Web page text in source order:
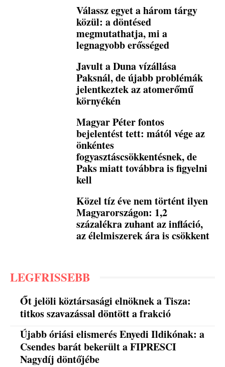
Válassz egyet a három tárgy
közül: a döntésed
megmutathatja, mi a
legnagyobb erősséged
Javult a Duna vízállása
Paksnál, de újabb problémák
jelentkeztek az atomerőmű
környékén
Magyar Péter fontos
bejelentést tett: mától vége az
önkéntes
fogyasztáscsökkentésnek, de
Paks miatt továbbra is figyelni
kell
Közel tíz éve nem történt ilyen
Magyarországon: 1,2
százalékra zuhant az infláció,
az élelmiszerek ára is csökkent
LEGFRISSEBB
Őt jelöli köztársasági elnöknek a Tisza:
titkos szavazással döntött a frakció
Újabb óriási elismerés Enyedi Ildikónak: a
Csendes barát bekerült a FIPRESCI
Nagydíj döntőjébe